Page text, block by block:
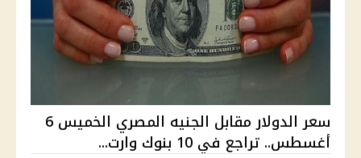
سعر الدولار مقابل الجنيه المصري الخميس 6
أغسطس.. تراجع في 10 بنوك وارت...